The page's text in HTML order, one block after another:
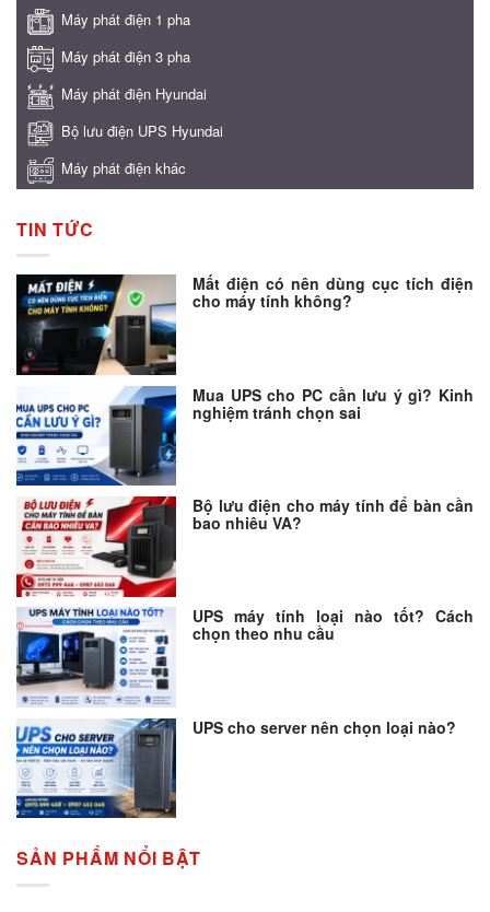
Máy phát điện 1 pha
Máy phát điện 3 pha
Máy phát điện Hyundai
Bộ lưu điện UPS Hyundai
Máy phát điện khác
TIN TỨC
Mất điện có nên dùng cục tích điện
cho máy tính không?
Mua UPS cho PC cần lưu ý gì? Kinh
nghiệm tránh chọn sai
Bộ lưu điện cho máy tính để bàn cần
bao nhiêu VA?
UPS máy tính loại nào tốt? Cách
chọn theo nhu cầu
UPS cho server nên chọn loại nào?
SẢN PHẨM NỔI BẬT